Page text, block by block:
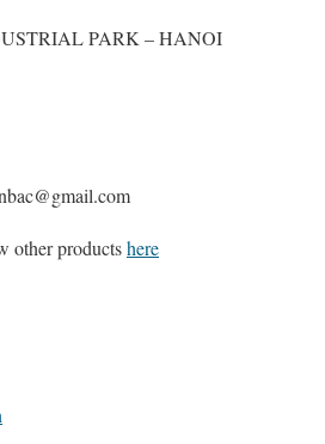
PARK – HANOI
other productshere